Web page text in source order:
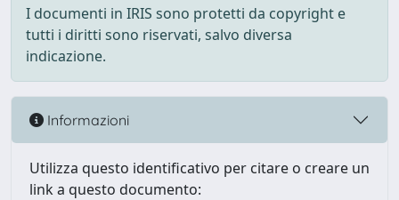
I documenti in IRIS sono protetti da copyright e
tutti i diritti sono riservati, salvo diversa
indicazione.
Informazioni
Utilizza questo identificativo per citare o creare un
link a questo documento: